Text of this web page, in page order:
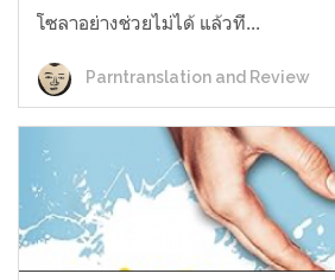
โซลาอย่างช่วยไม่ได้ แล้วที...
Parntranslation and Review